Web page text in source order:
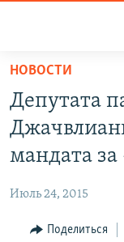
Вернуться
основному
содержанию
главной
Вернутся
ТБИЛИСИ
ВЕСЬ КАВКАЗ
СЕВЕРНЫЙ КАВКАЗ
ТЕМЫ
НОВОСТИ
Депутата
мандата
Июль 24, 2015
Поделиться